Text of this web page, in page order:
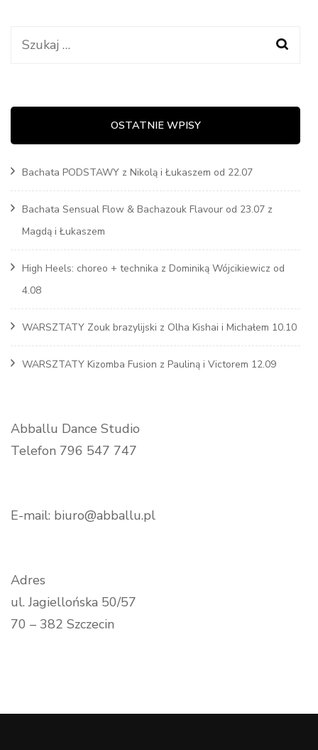
Szukaj:
OSTATNIE WPISY
Bachata PODSTAWY z Nikolą i Łukaszem od 22.07
Bachata Sensual Flow & Bachazouk Flavour od 23.07 z
Magdą i Łukaszem
High Heels: choreo + technika z Dominiką Wójcikiewicz od
4.08
WARSZTATY Zouk brazylijski z Olha Kishai i Michałem 10.10
WARSZTATY Kizomba Fusion z Pauliną i Victorem 12.09
Abballu Dance Studio
Telefon 796 547 747
E-mail: biuro@abballu.pl
Adres
ul. Jagiellońska 50/57
70 – 382 Szczecin